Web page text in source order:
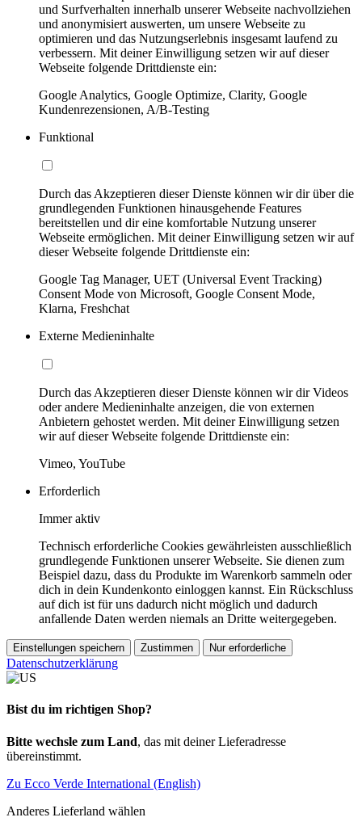
und Surfverhalten innerhalb unserer Webseite nachvollziehen
und anonymisiert auswerten, um unsere Webseite zu
optimieren und das Nutzungserlebnis insgesamt laufend zu
verbessern. Mit deiner Einwilligung setzen wir auf dieser
Webseite folgende Drittdienste ein:
Google Analytics, Google Optimize, Clarity, Google
Kundenrezensionen, A/B-Testing
Funktional
Durch das Akzeptieren dieser Dienste können wir dir über die
grundlegenden Funktionen hinausgehende Features
bereitstellen und dir eine komfortable Nutzung unserer
Webseite ermöglichen. Mit deiner Einwilligung setzen wir auf
dieser Webseite folgende Drittdienste ein:
Google Tag Manager, UET (Universal Event Tracking)
Consent Mode von Microsoft, Google Consent Mode,
Klarna, Freshchat
Externe Medieninhalte
Durch das Akzeptieren dieser Dienste können wir dir Videos
oder andere Medieninhalte anzeigen, die von externen
Anbietern gehostet werden. Mit deiner Einwilligung setzen
wir auf dieser Webseite folgende Drittdienste ein:
Vimeo, YouTube
Erforderlich
Immer aktiv
Technisch erforderliche Cookies gewährleisten ausschließlich
grundlegende Funktionen unserer Webseite. Sie dienen zum
Beispiel dazu, dass du Produkte im Warenkorb sammeln oder
dich in dein Kundenkonto einloggen kannst. Ein Rückschluss
auf dich ist für uns dadurch nicht möglich und dadurch
anfallende Daten werden niemals an Dritte weitergegeben.
Einstellungen speichern Zustimmen Nur erforderliche
Datenschutzerklärung
Bist du im richtigen Shop?
Bitte wechsle zum Land, das mit deiner Lieferadresse
übereinstimmt.
Zu Ecco Verde International (English)
Anderes Lieferland wählen